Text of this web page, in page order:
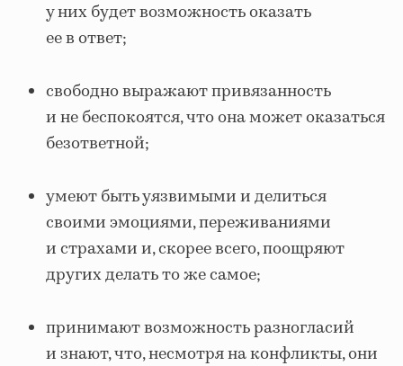
у них будет возможность оказать
ее в ответ;
свободно выражают привязанность
и не беспокоятся, что она может оказаться
безответной;
умеют быть уязвимыми и делиться
своими эмоциями, переживаниями
и страхами и, скорее всего, поощряют
других делать то же самое;
принимают возможность разногласий
и знают, что, несмотря на конфликты, они